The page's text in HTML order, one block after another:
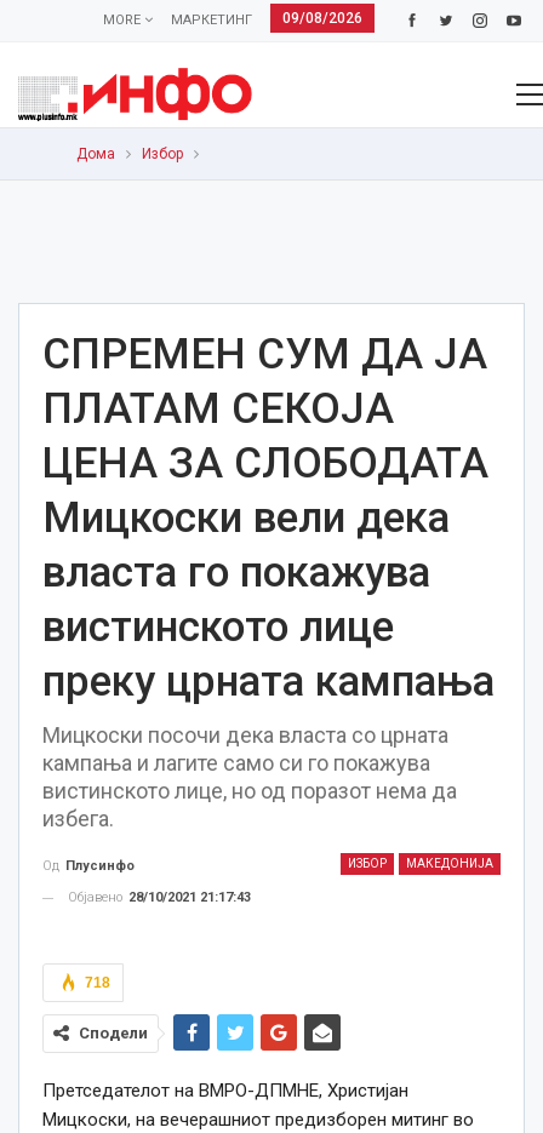
09/08/2026
МАРКЕТИНГ
MORE
Дома Избор
СПРЕМЕН СУМ ДА ЈА
ПЛАТАМ СЕКОЈА
ЦЕНА ЗА СЛОБОДАТА
Мицкоски вели дека
власта го покажува
вистинското лице
преку црната кампања
Мицкоски посочи дека власта со црната
кампања и лагите само си го покажува
вистинското лице, но од поразот нема да
избега.
ИЗБОР МАКЕДОНИЈА
Од Плусинфо
Објавено 28/10/2021 21:17:43
718
Сподели
Претседателот на ВМРО-ДПМНЕ, Христијан
Мицкоски, на вечерашниот предизборен митинг во